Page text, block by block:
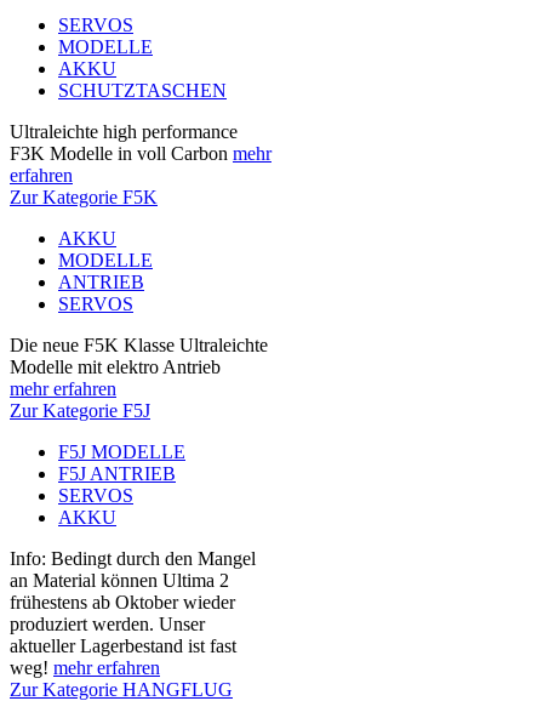
SERVOS
MODELLE
AKKU
SCHUTZTASCHEN
Ultraleichte high performance
F3K Modelle in voll Carbon mehr
erfahren
Zur Kategorie F5K
AKKU
MODELLE
ANTRIEB
SERVOS
Die neue F5K Klasse Ultraleichte
Modelle mit elektro Antrieb
mehr erfahren
Zur Kategorie F5J
F5J MODELLE
F5J ANTRIEB
SERVOS
AKKU
Info: Bedingt durch den Mangel
an Material können Ultima 2
frühestens ab Oktober wieder
produziert werden. Unser
aktueller Lagerbestand ist fast
weg! mehr erfahren
Zur Kategorie HANGFLUG